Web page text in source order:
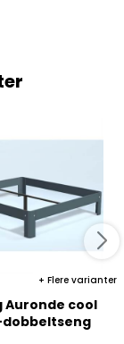
Flere varianter
Auronde cool